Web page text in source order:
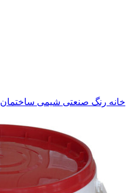
خانه رنگ صنعتی شیمی ساختمان